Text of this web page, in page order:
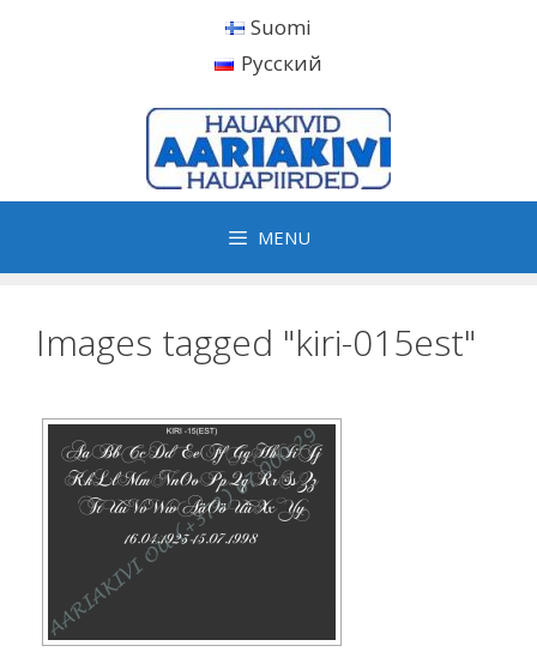
Suomi
Русский
MENU
Images tagged "kiri-015est"